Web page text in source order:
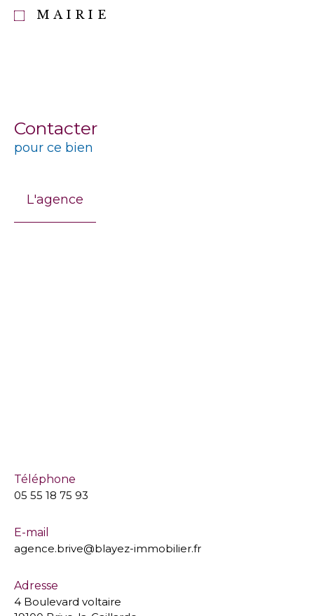
MAIRIE
Contacter
pour ce bien
L'agence
Téléphone
05 55 18 75 93
E-mail
agence.brive@blayez-immobilier.fr
Adresse
4 Boulevard voltaire